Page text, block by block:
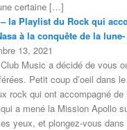
certaine […]
la Playlist du Rock qui
à la conquête de la lune-
13, 2021
Music a décidé de vous
Petit coup d’oeil dans
rock qui ont accompagné
a mené la Mission Apollo
yeux, et plongez-vous